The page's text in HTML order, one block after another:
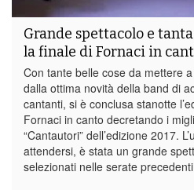
Grande spettacolo e
la finale di Fornaci in
Con tante belle cose da mettere
dalla ottima novità della band di
cantanti, si è conclusa stanotte
Fornaci in canto decretando i
“Cantautori” dell’edizione 2017.
attendersi, è stata un grande
selezionati nelle serate